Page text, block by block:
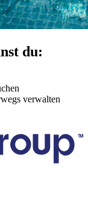
du:
verwalten